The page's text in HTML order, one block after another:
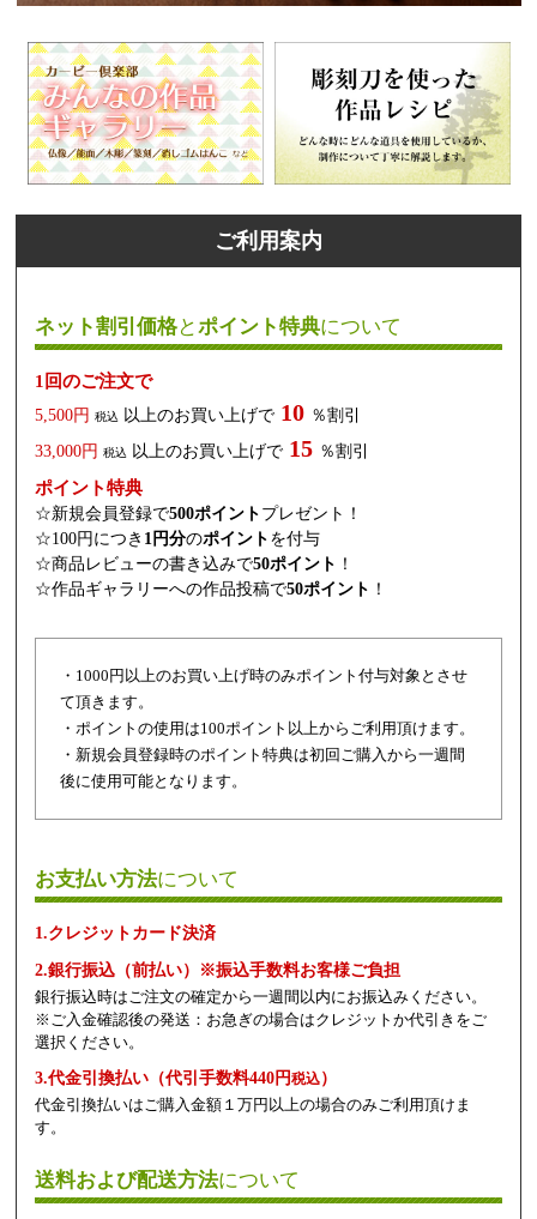
ご利用案内
ネット割引価格とポイント特典について
1回のご注文で
5,500円 税込 以上のお買い上げで 10 ％割引
33,000円 税込 以上のお買い上げで 15 ％割引
ポイント特典
☆新規会員登録で500ポイント プレゼント！
☆100円につき 1円分のポイント を付与
☆商品レビューの書き込みで50ポイント ！
☆作品ギャラリーへの作品投稿で50ポイント ！
・1000円以上のお買い上げ時のみポイント付与対象とさせ
て頂きます。
・ポイントの使用は100ポイント以上からご利用頂けます。
・新規会員登録時のポイント特典は初回ご購入から一週間
後に使用可能となります。
お支払い方法について
1.クレジットカード決済
2.銀行振込（前払い）※振込手数料お客様ご負担
銀行振込時はご注文の確定から一週間以内にお振込みください。
※ご入金確認後の発送：お急ぎの場合はクレジットか代引きをご
選択ください。
3.代金引換払い（代引手数料440円税込）
代金引換払いはご購入金額１万円以上の場合のみご利用頂けま
す。
送料および配送方法について